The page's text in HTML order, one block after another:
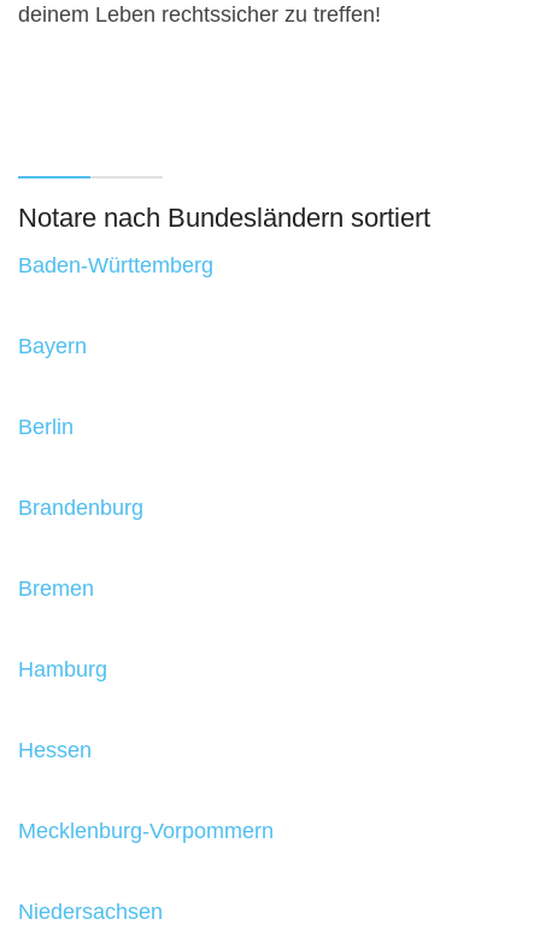
deinem Leben rechtssicher zu treffen!
Notare nach Bundesländern sortiert
Baden-Württemberg
Bayern
Berlin
Brandenburg
Bremen
Hamburg
Hessen
Mecklenburg-Vorpommern
Niedersachsen